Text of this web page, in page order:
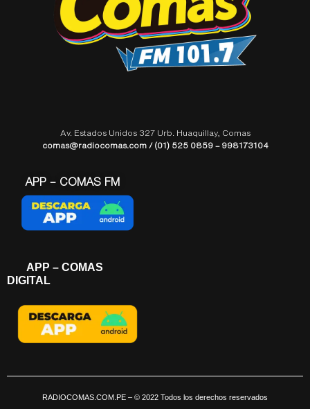
Av. Estados Unidos 327 Urb. Huaquillay, Comas
comas@radiocomas.com / (01) 525 0859 – 998173104
APP – COMAS FM
APP – COMAS
DIGITAL
RADIOCOMAS.COM.PE – © 2022 Todos los derechos reservados